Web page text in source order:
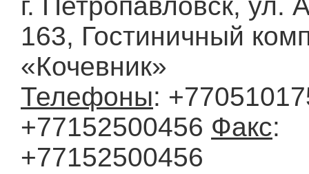
г. Петропавловск, ул.
163, Гостиничный
«Кочевник»
Телефоны:
+77152500456 Факс:
+77152500456